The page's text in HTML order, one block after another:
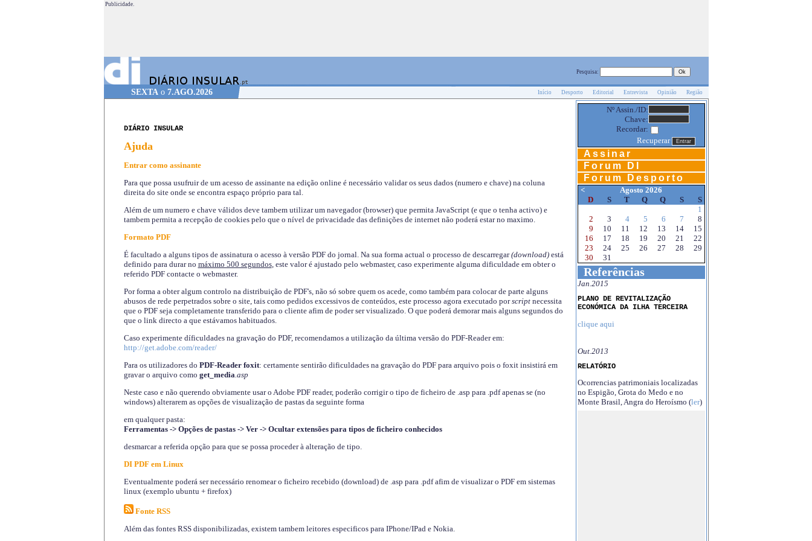
Publicidade.
Pesquisa:
SEXTAo 7.AGO.2026 Início Desporto Editorial Entrevista Opinião Região
DIÁRIO INSULAR
Ajuda
Entrar como assinante
Para que possa usufruir de um acesso de assinante na edição online é necessário validar os seus dados (numero e chave) na coluna
direita do site onde se encontra espaço próprio para tal.
Além de um numero e chave válidos deve tambem utilizar um navegador (browser) que permita JavaScript (e que o tenha activo) e
tambem permita a recepção de cookies pelo que o nível de privacidade das definições de internet não poderá estar no maximo.
Formato PDF
É facultado a alguns tipos de assinatura o acesso à versão PDF do jornal. Na sua forma actual o processo de descarregar(download)está
definido para durar no máximo 500 segundos, este valor é ajustado pelo webmaster, caso experimente alguma dificuldade em obter o
referido PDF contacte o webmaster.
Por forma a obter algum controlo na distribuição de PDF's, não só sobre quem os acede, como também para colocar de parte alguns
abusos de rede perpetrados sobre o site, tais como pedidos excessivos de conteúdos, este processo agora executado porscriptnecessita
que o PDF seja completamente transferido para o cliente afim de poder ser visualizado. O que poderá demorar mais alguns segundos do
que o link directo a que estávamos habituados.
Caso experimente díficuldades na gravação do PDF, recomendamos a utilização da última versão do PDF-Reader em:
http://get.adobe.com/reader/
Para os utilizadores do PDF-Reader foxit: certamente sentirão dificuldades na gravação do PDF para arquivo pois o foxit insistirá em
gravar o arquivo como get_media.asp
Neste caso e não querendo obviamente usar o Adobe PDF reader, poderão corrigir o tipo de ficheiro de .asp para .pdf apenas se (no
windows) alterarem as opções de visualização de pastas da seguinte forma
em qualquer pasta:
Ferramentas -> Opções de pastas -> Ver -> Ocultar extensões para tipos de ficheiro conhecidos
desmarcar a referida opção para que se possa proceder à alteração de tipo.
DI PDF em Linux
Eventualmente poderá ser necessário renomear o ficheiro recebido (download) de .asp para .pdf afim de visualizar o PDF em sistemas
linux (exemplo ubuntu + firefox)
Fonte RSS
Além das fontes RSS disponibilizadas, existem tambem leitores especificos para IPhone/IPad e Nokia.
Nº Assin./ID:
Chave:
Recordar:
Recuperar
Assinar
Forum DI
Forum Desporto
<
Agosto 2026
D
S T Q Q S
S
1
2
3 4 5 6 7
8
9
10 11 12 13 14
15
16
17 18 19 20 21
22
23
24 25 26 27 28
29
30
31
Referências
Jan.2015
PLANO DE REVITALIZAÇÃO
ECONÓMICA DA ILHA TERCEIRA
clique aqui
Out.2013
RELATÓRIO
Ocorrencias patrimoniais localizadas
no Espigão, Grota do Medo e no
Monte Brasil, Angra do Heroísmo (ler)